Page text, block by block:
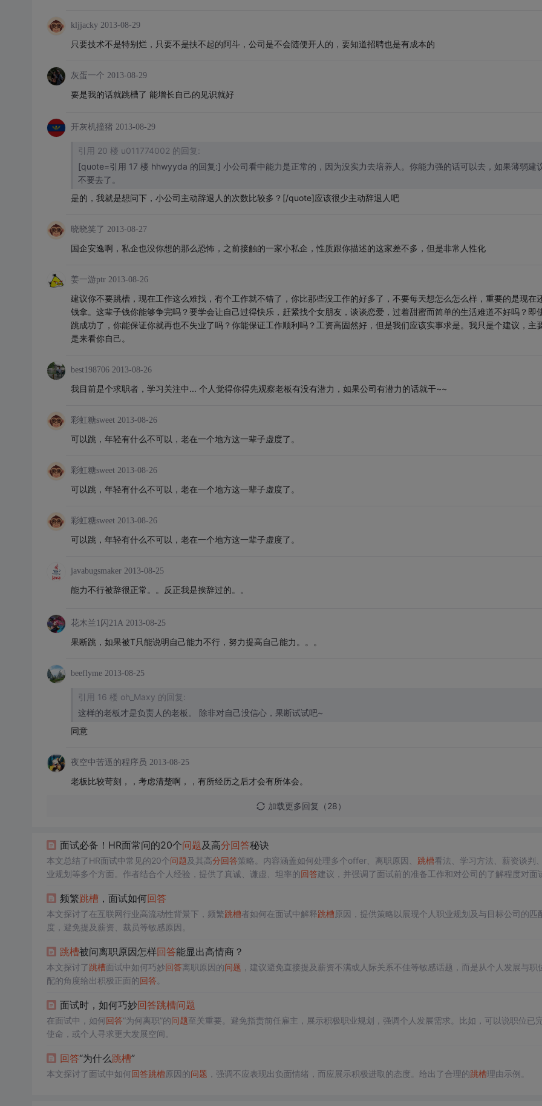
kljjacky 2013-08-29
只要技术不是特别烂，只要不是扶不起的阿斗，公司是不会随便开人的，要知道招聘也是有成本的
灰蛋一个 2013-08-29
要是我的话就跳槽了 能增长自己的见识就好
开灰机撞猪 2013-08-29
引用 20 楼 u011774002 的回复:
[quote=引用 17 楼 hhwyyda 的回复:] 小公司看中能力是正常的，因为没实力去培养人。你能力强的话可以去，如果薄弱建
不要去了。
是的，我就是想问下，小公司主动辞退人的次数比较多？[/quote]应该很少主动辞退人吧
晓晓笑了 2013-08-27
国企安逸啊，私企也没你想的那么恐怖，之前接触的一家小私企，性质跟你描述的这家差不多，但是非常人性化
姜一游ptr 2013-08-26
建议你不要跳槽，现在工作这么难找，有个工作就不错了，你比那些没工作的好多了，不要每天想怎么怎么样，重要的是现在
钱拿。这辈子钱你能够争完吗？要学会让自己过得快乐，赶紧找个女朋友，谈谈恋爱，过着甜蜜而简单的生活难道不好吗？即
跳成功了，你能保证你就再也不失业了吗？你能保证工作顺利吗？工资高固然好，但是我们应该实事求是。我只是个建议，主
是来看你自己。
best198706 2013-08-26
我目前是个求职者，学习关注中... 个人觉得你得先观察老板有没有潜力，如果公司有潜力的话就干~~
彩虹糖sweet 2013-08-26
可以跳，年轻有什么不可以，老在一个地方这一辈子虚度了。
彩虹糖sweet 2013-08-26
可以跳，年轻有什么不可以，老在一个地方这一辈子虚度了。
彩虹糖sweet 2013-08-26
可以跳，年轻有什么不可以，老在一个地方这一辈子虚度了。
javabugsmaker 2013-08-25
能力不行被辞很正常。。反正我是挨辞过的。。
花木兰1闪21A 2013-08-25
果断跳，如果被T只能说明自己能力不行，努力提高自己能力。。。
beeflyme 2013-08-25
引用 16 楼 oh_Maxy 的回复:
这样的老板才是负责人的老板。 除非对自己没信心，果断试试吧~
同意
夜空中苦逼的程序员 2013-08-25
老板比较苛刻，，考虑清楚啊，，有所经历之后才会有所体会。
加载更多回复（28）
面试必备！HR面常问的20个问题及高分回答秘诀
本文总结了HR面试中常见的20个问题及其高分回答策略。内容涵盖如何处理多个offer、离职原因、 跳槽看法、学习方法、薪资谈判
业规划等多个方面。作者结合个人经验，提供了真诚、谦虚、坦率的回答建议，并强调了面试前的准备工作和对公司的了解程度对面
频繁跳槽 ，面试如何回答
本文探讨了在互联网行业高流动性背景下，频繁跳槽者如何在面试中解释跳槽原因，提供策略以展现个人职业规划及与目标公司的匹
度，避免提及薪资、裁员等敏感原因。
跳槽被问离职原因怎样回答能显出高情商？
本文探讨了跳槽面试中如何巧妙回答离职原因的问题 ，建议避免直接提及薪资不满或人际关系不佳等敏感话题，而是从个人发展与职
配的角度给出积极正面的回答。
面试时，如何巧妙回答跳槽问题
在面试中，如何回答“为何离职”的问题至关重要。避免指责前任雇主，展示积极职业规划，强调个人发展需求。比如，可以说职位已
使命，或个人寻求更大发展空间。
回答“为什么跳槽”
本文探讨了面试中如何回答跳槽原因的问题 ，强调不应表现出负面情绪，而应展示积极进取的态度。给出了合理的跳槽理由示例。